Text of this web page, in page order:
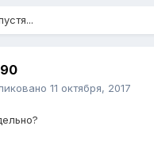
11 октября, 2017